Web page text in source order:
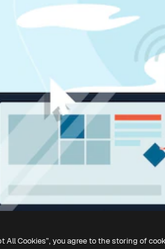
All Cookies”, you agree to the storing of